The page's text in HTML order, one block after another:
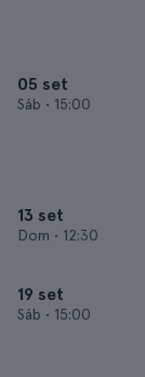
05 set
Sáb • 15:00
13 set
Dom • 12:30
19 set
Sáb • 15:00